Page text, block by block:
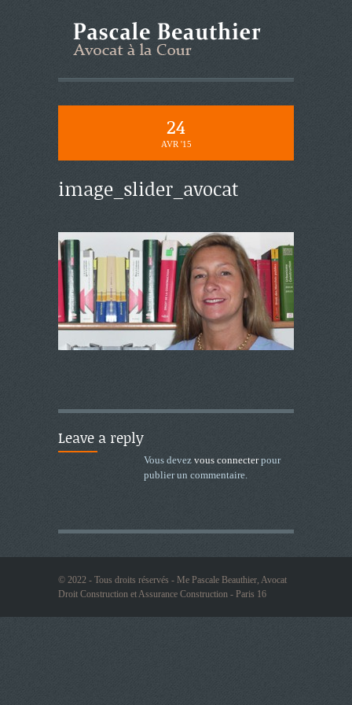
24
AVR '15
image_slider_avocat
Leave a reply
Vous devez vous connecterpour
publier un commentaire.
© 2022 - Tous droits réservés - Me Pascale Beauthier, Avocat
Droit Construction et Assurance Construction - Paris 16